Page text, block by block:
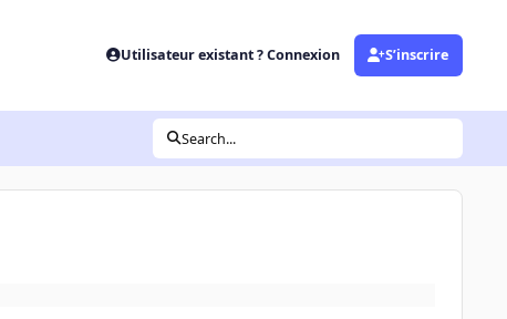
Utilisateur existant ? Connexion S’inscrire
Search...